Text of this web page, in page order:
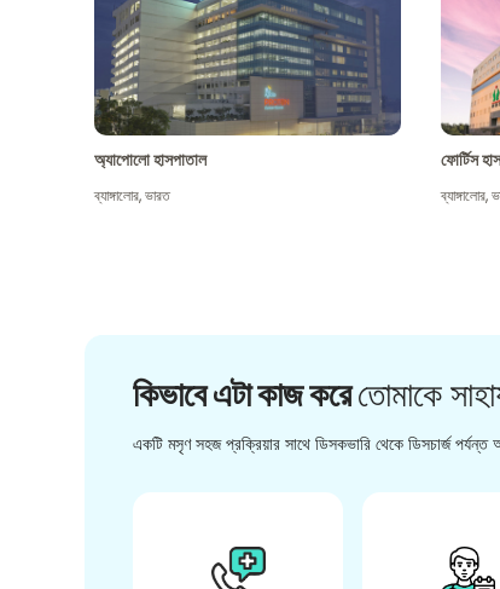
অ্যাপোলো হাসপাতাল
ব্যাঙ্গালোর,ভারত
ফোর্টিস
ব্যাঙ্গালোর,
কিভাবে এটা কাজ করেতোমাকে
একটি মসৃণ সহজ প্রক্রিয়ার সাথে ডিসকভারি থেকে ডিসচার্জ